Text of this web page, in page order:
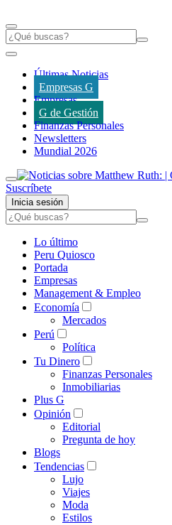
Últimas Noticias
Empresas G
Empresas
G de Gestión
Finanzas Personales
Newsletters
Mundial 2026
Suscríbete
Inicia sesión
Lo último
Peru Quiosco
Portada
Empresas
Management & Empleo
Economía
Mercados
Perú
Política
Tu Dinero
Finanzas Personales
Inmobiliarias
Plus G
Opinión
Editorial
Pregunta de hoy
Blogs
Tendencias
Lujo
Viajes
Moda
Estilos